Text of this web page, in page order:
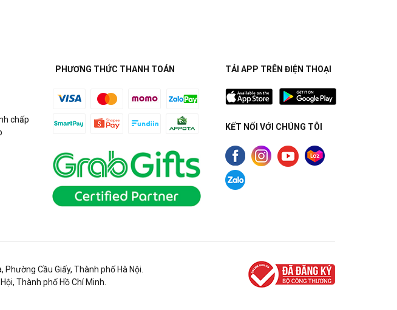
chấp
PHƯƠNG THỨC THANH TOÁN TẢI APP TRÊN ĐIỆN THOẠI
KẾT NỐI VỚI CHÚNG TÔI
Cầu Giấy, Thành phố Hà Nội.
Thành phố Hồ Chí Minh.